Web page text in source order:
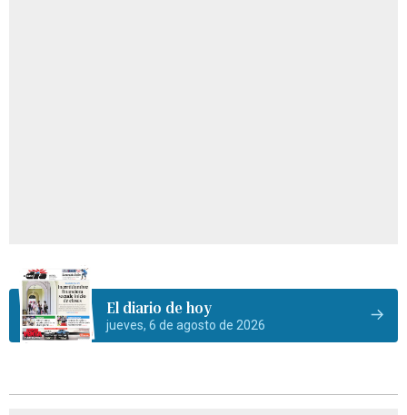
El diario de hoy
jueves, 6 de agosto de 2026